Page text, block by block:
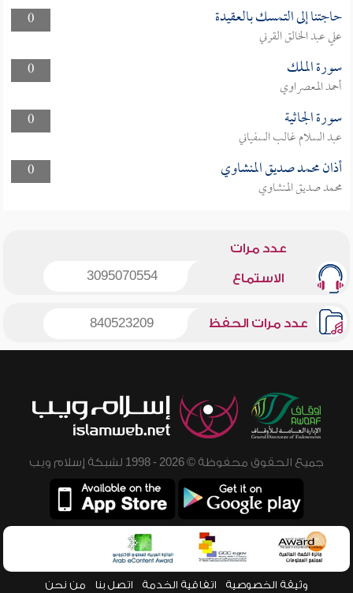
0
حاجتنا إلى التمسك بالعقيدة
علي عبد الخالق القرني
0
سورة الملك
أحمد المعصراوي
0
سورة الجاثية
عبد السلام غالب السفياني
0
أذان محمد صديق المنشاوي
محمد صديق المنشاوي
عدد مرات
الاستماع 3095070554
عدد مرات الحفظ 840523209
جميع الحقوق محفوظة © 2026 - 1998 لشبكة إسلام ويب
وثيقة الخصوصية اتفاقية الخدمة اتصل بنا من نحن